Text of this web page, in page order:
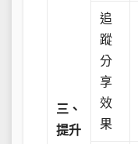
三、
提升
追
蹤
分
享
效
果